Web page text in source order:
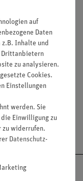
austauschbarem
€
auf
Daten
z.B. Inhalte und
Drittanbietern
zu analysieren.
Cookies.
Einstellungen
werden. Sie
Einwilligung zu
zu widerrufen.
Daten­schutz­